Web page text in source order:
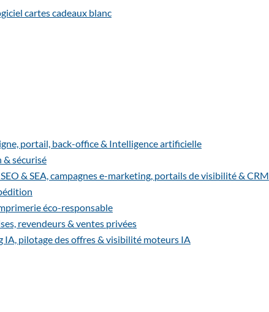
portail, back-office & Intelligence artificielle
& sécurisé
& SEA, campagnes e-marketing, portails de visibilité & CRM
éco-responsable
revendeurs & ventes privées
IA, pilotage des offres & visibilité moteurs IA